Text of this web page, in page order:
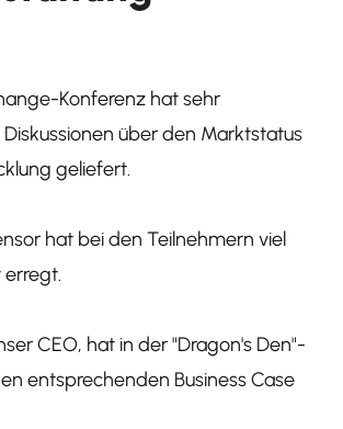
Konferenz hat sehr
über den Marktstatus
geliefert.
hat bei den Teilnehmern viel
CEO, hat in der "Dragon's Den"-
entsprechenden Business Case